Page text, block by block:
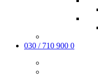
030 / 710 900 0